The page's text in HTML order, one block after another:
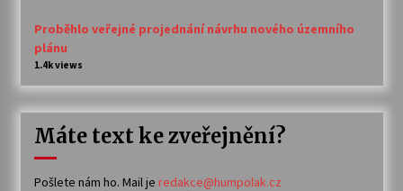
Proběhlo veřejné projednání návrhu nového územního
plánu
1.4k views
Máte text ke zveřejnění?
Pošlete nám ho. Mail je redakce@humpolak.cz